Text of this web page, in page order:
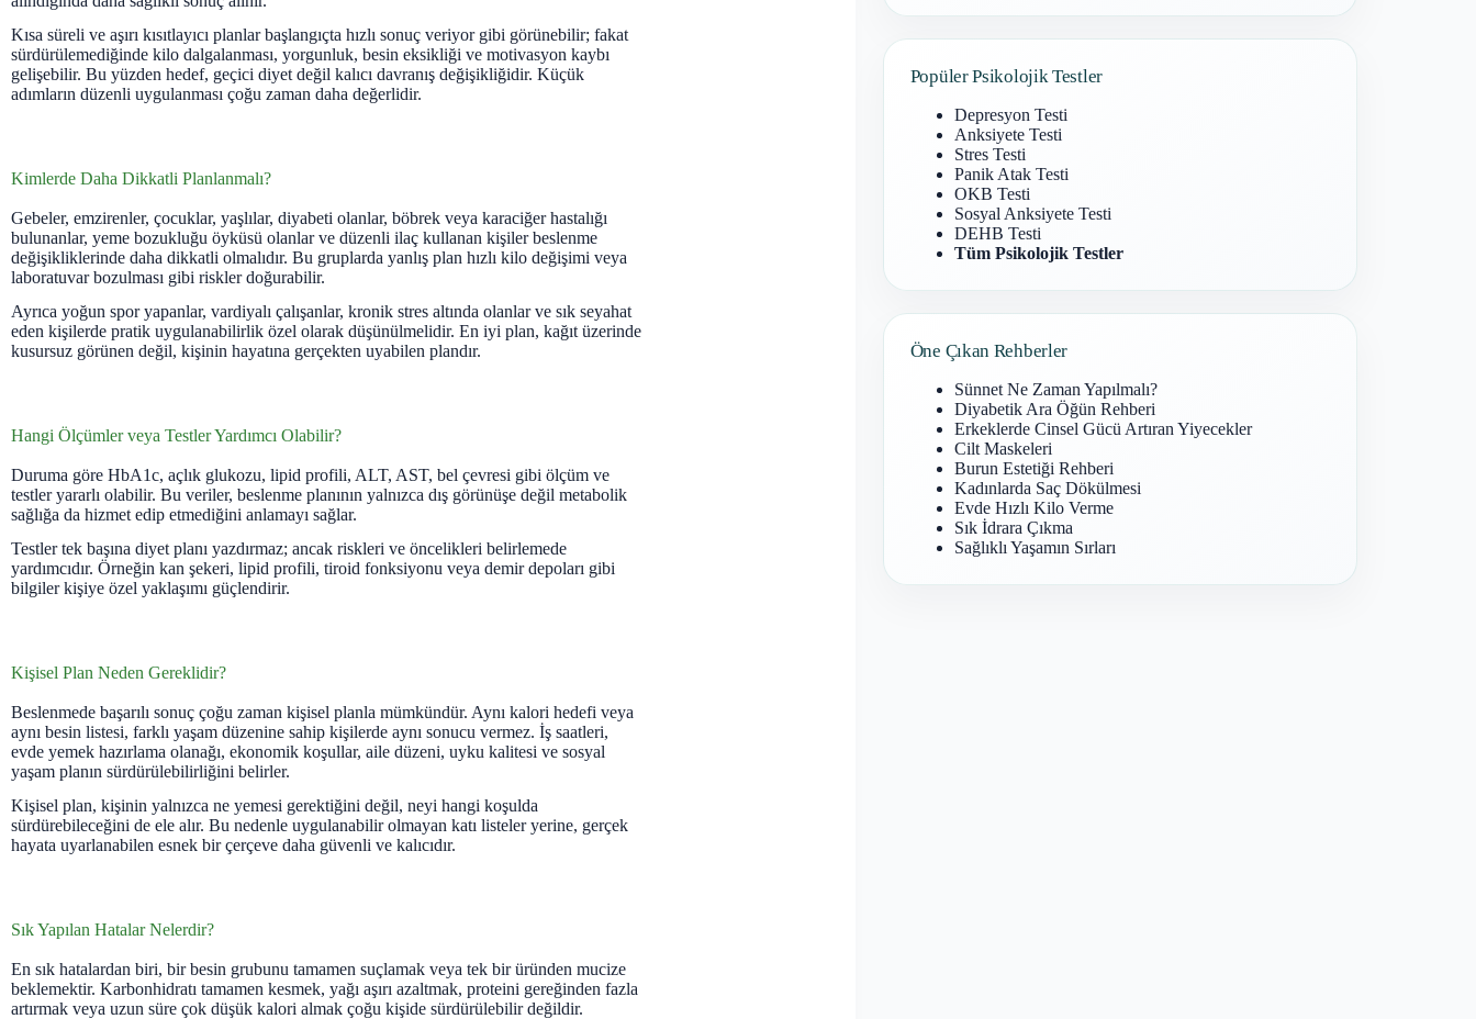
Kısa süreli ve aşırı kısıtlayıcı planlar başlangıçta hızlı sonuç veriyor gibi görünebilir; fakat
sürdürülemediğinde kilo dalgalanması, yorgunluk, besin eksikliği ve motivasyon kaybı
gelişebilir. Bu yüzden hedef, geçici diyet değil kalıcı davranış değişikliğidir. Küçük
adımların düzenli uygulanması çoğu zaman daha değerlidir.
Kimlerde Daha Dikkatli Planlanmalı?
Gebeler, emzirenler, çocuklar, yaşlılar, diyabeti olanlar, böbrek veya karaciğer hastalığı
bulunanlar, yeme bozukluğu öyküsü olanlar ve düzenli ilaç kullanan kişiler beslenme
değişikliklerinde daha dikkatli olmalıdır. Bu gruplarda yanlış plan hızlı kilo değişimi veya
laboratuvar bozulması gibi riskler doğurabilir.
Ayrıca yoğun spor yapanlar, vardiyalı çalışanlar, kronik stres altında olanlar ve sık seyahat
eden kişilerde pratik uygulanabilirlik özel olarak düşünülmelidir. En iyi plan, kağıt üzerinde
kusursuz görünen değil, kişinin hayatına gerçekten uyabilen plandır.
Hangi Ölçümler veya Testler Yardımcı Olabilir?
Duruma göre HbA1c, açlık glukozu, lipid profili, ALT, AST, bel çevresi gibi ölçüm ve
testler yararlı olabilir. Bu veriler, beslenme planının yalnızca dış görünüşe değil metabolik
sağlığa da hizmet edip etmediğini anlamayı sağlar.
Testler tek başına diyet planı yazdırmaz; ancak riskleri ve öncelikleri belirlemede
yardımcıdır. Örneğin kan şekeri, lipid profili, tiroid fonksiyonu veya demir depoları gibi
bilgiler kişiye özel yaklaşımı güçlendirir.
Kişisel Plan Neden Gereklidir?
Beslenmede başarılı sonuç çoğu zaman kişisel planla mümkündür. Aynı kalori hedefi veya
aynı besin listesi, farklı yaşam düzenine sahip kişilerde aynı sonucu vermez. İş saatleri,
evde yemek hazırlama olanağı, ekonomik koşullar, aile düzeni, uyku kalitesi ve sosyal
yaşam planın sürdürülebilirliğini belirler.
Kişisel plan, kişinin yalnızca ne yemesi gerektiğini değil, neyi hangi koşulda
sürdürebileceğini de ele alır. Bu nedenle uygulanabilir olmayan katı listeler yerine, gerçek
hayata uyarlanabilen esnek bir çerçeve daha güvenli ve kalıcıdır.
Sık Yapılan Hatalar Nelerdir?
En sık hatalardan biri, bir besin grubunu tamamen suçlamak veya tek bir üründen mucize
beklemektir. Karbonhidratı tamamen kesmek, yağı aşırı azaltmak, proteini gereğinden fazla
artırmak veya uzun süre çok düşük kalori almak çoğu kişide sürdürülebilir değildir.
Popüler Psikolojik Testler
Depresyon Testi
Anksiyete Testi
Stres Testi
Panik Atak Testi
OKB Testi
Sosyal Anksiyete Testi
DEHB Testi
Tüm Psikolojik Testler
Öne Çıkan Rehberler
Sünnet Ne Zaman Yapılmalı?
Diyabetik Ara Öğün Rehberi
Erkeklerde Cinsel Gücü Artıran Yiyecekler
Cilt Maskeleri
Burun Estetiği Rehberi
Kadınlarda Saç Dökülmesi
Evde Hızlı Kilo Verme
Sık İdrara Çıkma
Sağlıklı Yaşamın Sırları